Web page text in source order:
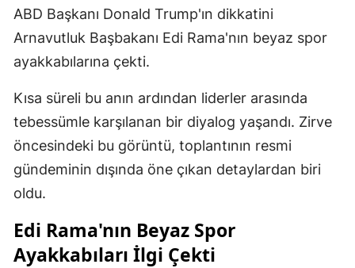
Kayseri
Kırşehir
Kocaeli
Konya
Manisa
ABD Başkanı Donald Trump'ın dikkatini
Arnavutluk Başbakanı Edi Rama'nın beyaz spor
ayakkabılarına çekti.
Kısa süreli bu anın ardından liderler arasında
tebessümle karşılanan bir diyalog yaşandı. Zirve
öncesindeki bu görüntü, toplantının resmi
gündeminin dışında öne çıkan detaylardan biri
oldu.
Edi Rama'nın Beyaz Spor
Ayakkabıları İlgi Çekti